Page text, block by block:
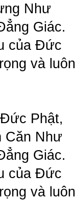
Như
Giác.
của Đức
và luôn
Phật,
Căn Như
Giác.
của Đức
và luôn